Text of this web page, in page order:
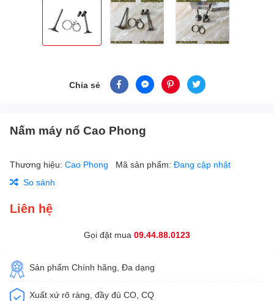
Chia sẻ
Nấm máy nổ Cao Phong
Thương hiệu: Cao Phong Mã sản phẩm: Đang cập nhật
So sánh
Liên hệ
Gọi đặt mua 09.44.88.0123
Sản phẩm Chính hãng, Đa dạng
Xuất xứ rõ ràng, đầy đủ CO, CQ